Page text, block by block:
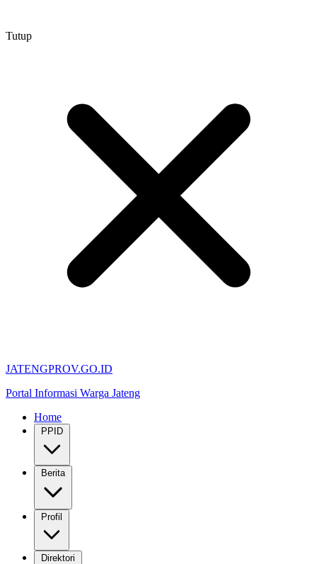
Tutup
JATENGPROV.GO.ID
Portal Informasi Warga Jateng
Home
PPID
Berita
Profil
Direktori